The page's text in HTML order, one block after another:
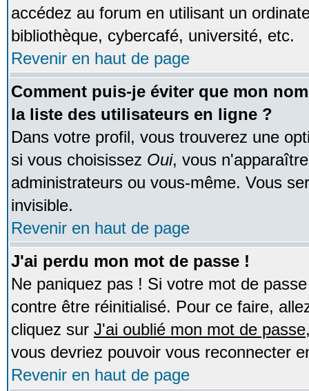
accédez au forum en utilisant un
bibliothèque, cybercafé, université, etc.
Revenir en haut de page
Comment puis-je éviter que mon
la liste des utilisateurs en ligne ?
Dans votre profil, vous trouverez une
si vous choisissez Oui, vous
administrateurs ou vous-même. Vous
invisible.
Revenir en haut de page
J'ai perdu mon mot de passe !
Ne paniquez pas ! Si votre mot de
contre être réinitialisé. Pour ce faire,
cliquez sur J'ai oublié mon mot de passe
vous devriez pouvoir vous reconnecter
Revenir en haut de page